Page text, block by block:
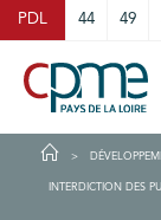
PDL 44 49
INTERDICTION DES
Cookies